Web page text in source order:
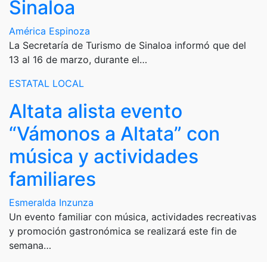
Sinaloa
América Espinoza
La Secretaría de Turismo de Sinaloa informó que del
13 al 16 de marzo, durante el…
ESTATAL LOCAL
Altata alista evento
“Vámonos a Altata” con
música y actividades
familiares
Esmeralda Inzunza
Un evento familiar con música, actividades recreativas
y promoción gastronómica se realizará este fin de
semana…